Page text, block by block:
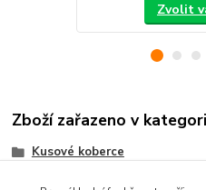
Zvolit
Zboží zařazeno v
Kusové koberce